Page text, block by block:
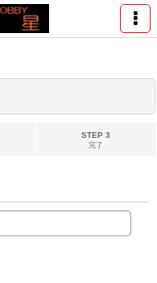
STEP 3
完了